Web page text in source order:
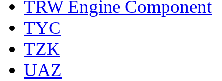
TRW Engine Component
TYC
TZK
UAZ